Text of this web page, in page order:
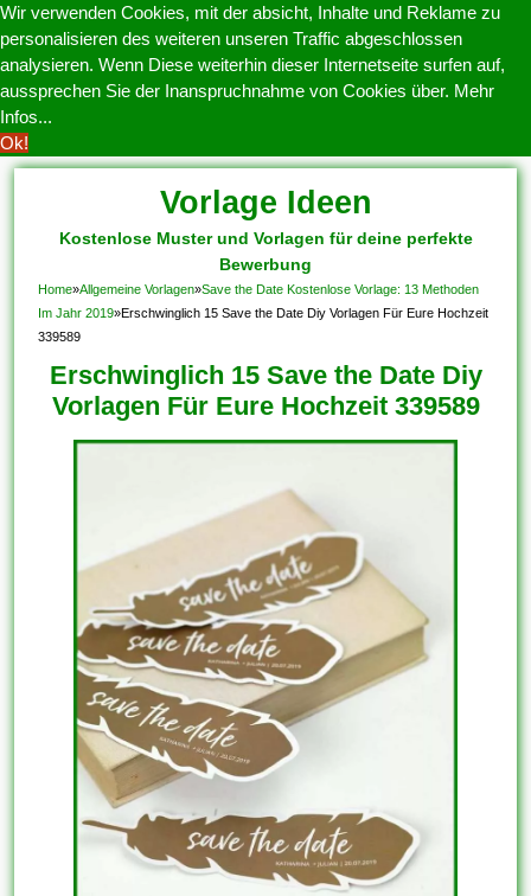
Wir verwenden Cookies, mit der absicht, Inhalte und Reklame zu
personalisieren des weiteren unseren Traffic abgeschlossen
analysieren. Wenn Diese weiterhin dieser Internetseite surfen auf,
aussprechen Sie der Inanspruchnahme von Cookies über. Mehr
Infos...
Ok!
Vorlage Ideen
Kostenlose Muster und Vorlagen für deine perfekte
Bewerbung
Home»Allgemeine Vorlagen»Save the Date Kostenlose Vorlage: 13 Methoden
Im Jahr 2019»Erschwinglich 15 Save the Date Diy Vorlagen Für Eure Hochzeit
339589
Erschwinglich 15 Save the Date Diy
Vorlagen Für Eure Hochzeit 339589